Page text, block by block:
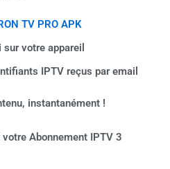
TV PRO APK
sur votre appareil
IPTV reçus par email
instantanément !
Abonnement IPTV 3